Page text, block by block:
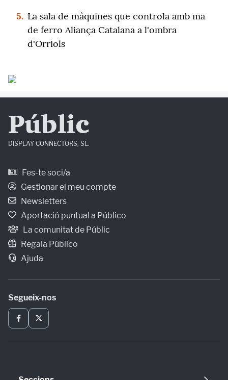
5. La sala de màquines que controla amb ma
de ferro Aliança Catalana a l'ombra
d'Orriols
Públic
DISPLAY CONNECTORS, SL.
Fes-te soci/a
Gestionar el meu compte
Newsletters
Aportació puntual a Público
La comunitat de Públic
Regala Público
Ajuda
Segueix-nos